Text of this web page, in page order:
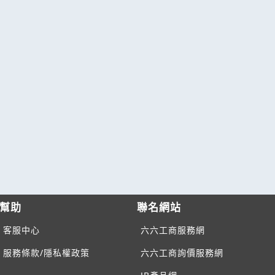
幫助
客服中心
服務條款/隱私權政策
聯名網站
六六工商服務網
六六工商詢價服務網